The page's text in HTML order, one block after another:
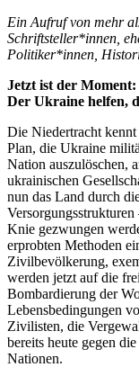
Ein Aufruf von mehr
Schriftsteller*innen,
Politiker*innen,
Jetzt ist der Moment:
Der Ukraine helfen,
Die Niedertracht
Plan, die Ukraine
Nation auszulöschen,
ukrainischen
nun das Land durch
Versorgungsstrukturen
Knie gezwungen
erprobten Methoden
Zivilbevölkerung,
werden jetzt auf die
Bombardierung der
Lebensbedingungen
Zivilisten, die
bereits heute gegen
Nationen.